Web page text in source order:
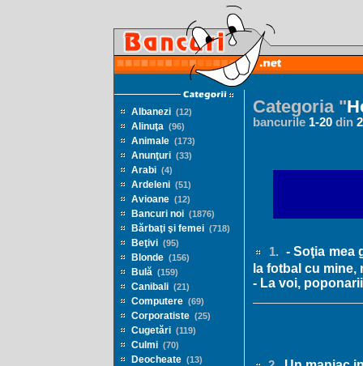
Albanezi (12)
Alinuţa (96)
Animale (173)
Anunţuri (33)
Arabi (4)
Ardeleni (51)
Avioane (12)
Bancuri noi (1876)
Bărbaţi şi femei (718)
Beţivi (95)
Blonde (156)
Bulă (159)
Canibali (21)
Computere (69)
Corporatiste (25)
Cugetări (119)
Culmi (70)
Deocheate (13)
Categoria "
bancurile 1-20 din
1. - Soţia mea
la fotbal cu
- La voi,